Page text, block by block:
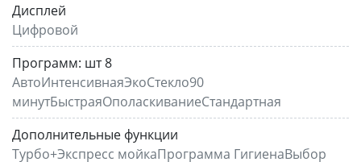
Дисплей
Цифровой
Программ: шт 8
АвтоИнтенсивнаяЭкоСтекло90
минутБыстраяОполаскиваниеСтандартная
Дополнительные функции
Турбо+Экспресс мойкаПрограмма ГигиенаВыбор